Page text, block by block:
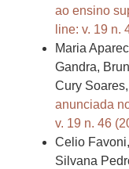
ao ensino
line: v. 19 n.
Maria
Gandra,
Cury Soares,
anunciada
v. 19 n. 46
Celio
Silvana